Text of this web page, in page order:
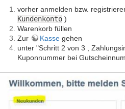
vorher anmelden bzw.
Kundenkonto )
Warenkorb füllen
Zur
Kasse gehen
unter "Schritt 2 von 3 ,
Kuponnummer bei